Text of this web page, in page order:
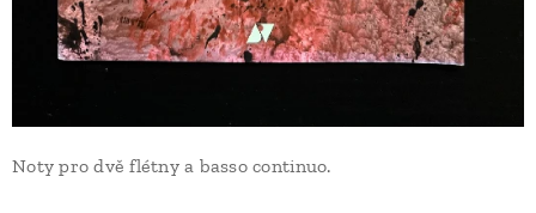
Noty pro dvě flétny a basso continuo.